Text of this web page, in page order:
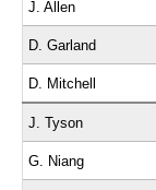
J. Allen
D. Garland
D. Mitchell
J. Tyson
G. Niang